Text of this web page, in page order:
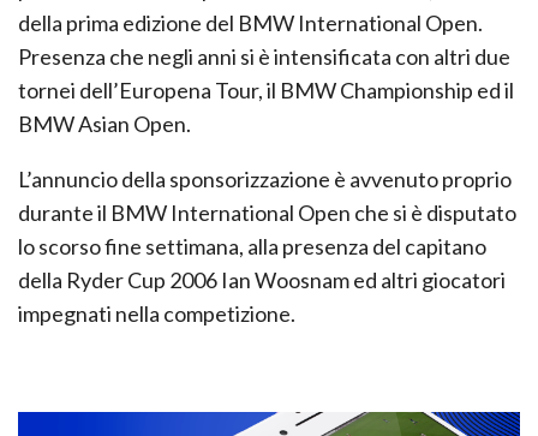
della prima edizione del BMW International Open.
Presenza che negli anni si è intensificata con altri due
tornei dell’Europena Tour, il BMW Championship ed il
BMW Asian Open.
L’annuncio della sponsorizzazione è avvenuto proprio
durante il BMW International Open che si è disputato
lo scorso fine settimana, alla presenza del capitano
della Ryder Cup 2006 Ian Woosnam ed altri giocatori
impegnati nella competizione.